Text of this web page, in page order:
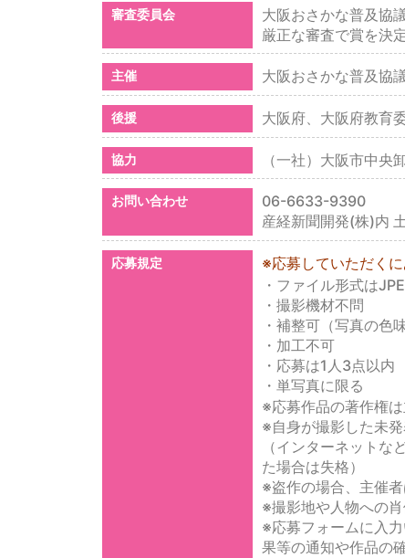
審査委員会
大阪おさかな普及協
厳正な審査で賞を決
主催 大阪おさかな普及協
後援 大阪府、大阪府教育
協力 （一社）大阪市中
お問い合わせ
06-6633-9390
産経新聞開発(株)内
応募規定
※応募していただく
・ファイル形式は
・撮影機材不問
・補整可（写真の色
・加工不可
・応募は1人3点以内
・単写真に限る
※応募作品の著作権は
※自身が撮影した未発
（インターネット
た場合は失格）
※盗作の場合、主催
※撮影地や人物への
※応募フォームに入
果等の通知や作品の